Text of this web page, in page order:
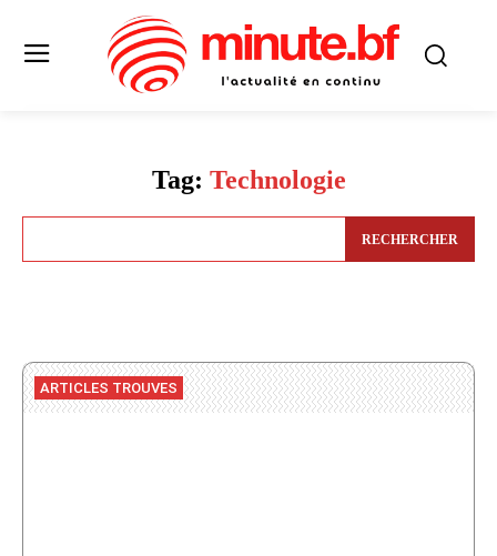
Tag: Technologie
RECHERCHER
ARTICLES TROUVES